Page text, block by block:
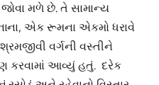
મળે છે. તે સામાન્ય
નાના, એક રૂમના એકમો ધરાવે
વર્ગની વસ્તીને
કરવામાં આવ્યું હતું. દરેક